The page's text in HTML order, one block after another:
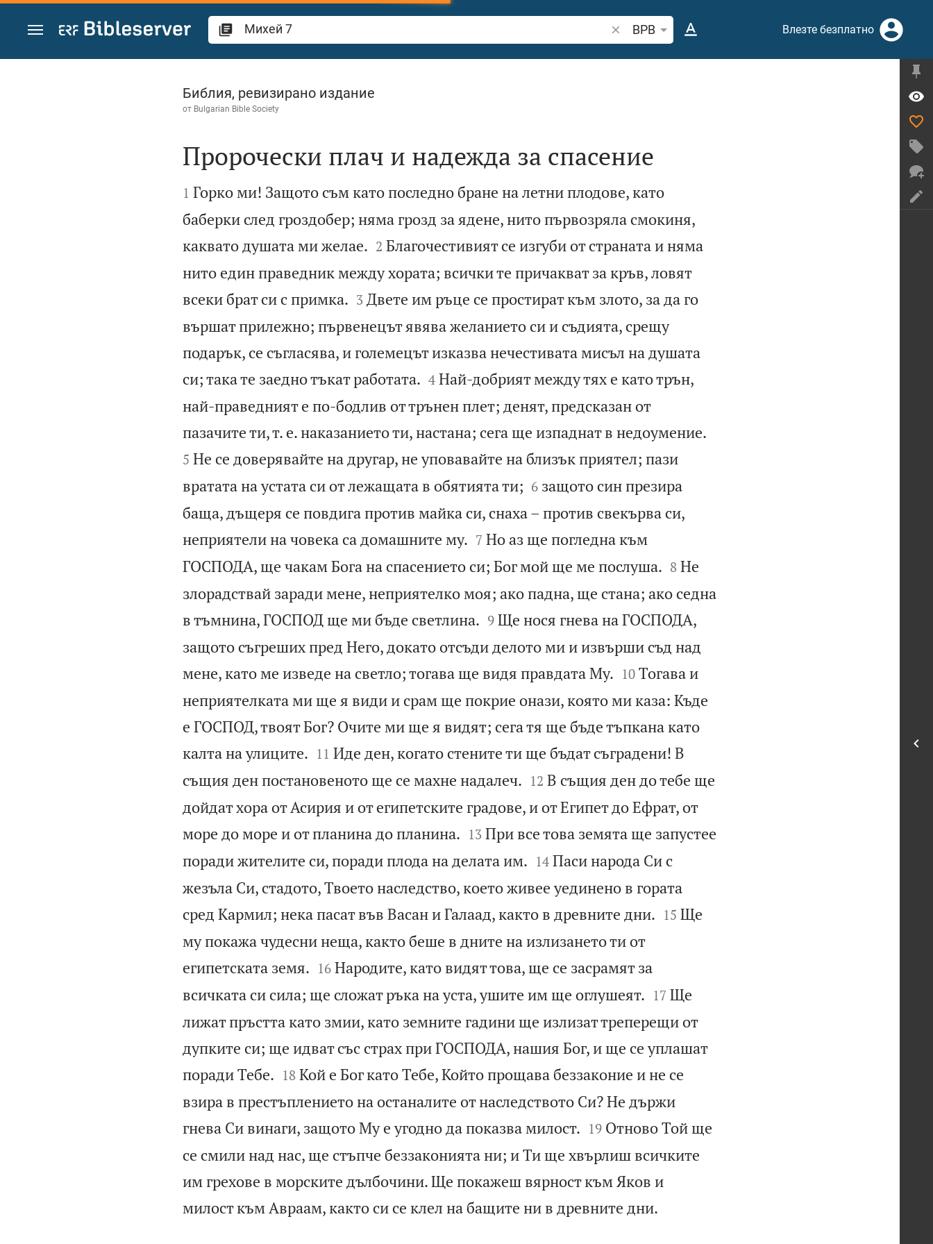
Преминете към съдържанието
Търсете стих или дума в Библията
BPB Влезте безплатно
Михей 7
Библия, ревизирано издание
от Bulgarian Bible Society

Пророчески плач и надежда за спасение

1 Горко ми! Защото съм като последно бране на летни плодове, като
баберки след гроздобер; няма грозд за ядене, нито първозряла смокиня,
каквато душата ми желае.
2 Благочестивият се изгуби от страната и няма
нито един праведник между хората; всички те причакват за кръв, ловят
всеки брат си с примка.
3 Двете им ръце се простират към злото, за да го
вършат прилежно; първенецът явява желанието си и съдията, срещу
подарък, се съгласява, и големецът изказва нечестивата мисъл на душата
си; така те заедно тъкат работата.
4 Най-добрият между тях е като трън,
най-праведният е по-бодлив от трънен плет; денят, предсказан от
пазачите ти, т. е. наказанието ти, настана; сега ще изпаднат в недоумение.
5 Не се доверявайте на другар, не уповавайте на близък приятел; пази
вратата на устата си от лежащата в обятията ти;
6 защото син презира
баща, дъщеря се повдига против майка си, снаха – против свекърва си,
неприятели на човека са домашните му.
7 Но аз ще погледна към
ГОСПОДА, ще чакам Бога на спасението си; Бог мой ще ме послуша.
8 Не
злорадствай заради мене, неприятелко моя; ако падна, ще стана; ако седна
в тъмнина, ГОСПОД ще ми бъде светлина.
9 Ще нося гнева на ГОСПОДА,
защото съгреших пред Него, докато отсъди делото ми и извърши съд над
мене, като ме изведе на светло; тогава ще видя правдата Му.
10 Тогава и
неприятелката ми ще я види и срам ще покрие онази, която ми каза: Къде
е ГОСПОД, твоят Бог? Очите ми ще я видят; сега тя ще бъде тъпкана като
калта на улиците.
11 Иде ден, когато стените ти ще бъдат съградени! В
същия ден постановеното ще се махне надалеч.
12 В същия ден до тебе ще
дойдат хора от Асирия и от египетските градове, и от Египет до Ефрат, от
море до море и от планина до планина.
13 При все това земята ще запустее
поради жителите си, поради плода на делата им.
14 Паси народа Си с
жезъла Си, стадото, Твоето наследство, което живее уединено в гората
сред Кармил; нека пасат във Васан и Галаад, както в древните дни.
15 Ще
му покажа чудесни неща, както беше в дните на излизането ти от
египетската земя.
16 Народите, като видят това, ще се засрамят за
всичката си сила; ще сложат ръка на уста, ушите им ще оглушеят.
17 Ще
лижат пръстта като змии, като земните гадини ще излизат треперещи от
дупките си; ще идват със страх при ГОСПОДА, нашия Бог, и ще се уплашат
поради Тебе.
18 Кой е Бог като Тебе, Който прощава беззаконие и не се
взира в престъплението на останалите от наследството Си? Не държи
гнева Си винаги, защото Му е угодно да показва милост.
19 Отново Той ще
се смили над нас, ще стъпче беззаконията ни; и Ти ще хвърлиш всичките
им грехове в морските дълбочини. Ще покажеш вярност към Яков и
милост към Авраам, както си се клел на бащите ни в древните дни.